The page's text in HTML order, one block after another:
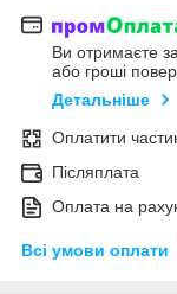
Ви отримаєте
або гроші
Детальніше
Оплатити
Післяплата
Оплата на
Всі умови оплати